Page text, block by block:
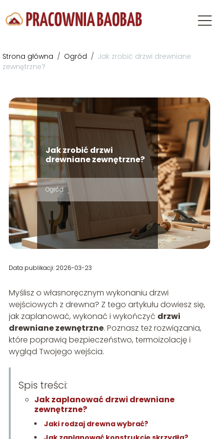
Strona główna / Ogród / Jak zrobić drzwi drewniane
zewnętrzne?
Jak zrobić drzwi
drewniane zewnętrzne?
Ogród
Data publikacji: 2026-03-23
Myślisz o własnoręcznym wykonaniu drzwi
wejściowych z drewna? Z tego artykułu dowiesz się,
jak zaplanować, wykonać i wykończyć drzwi
drewniane zewnętrzne. Poznasz też rozwiązania,
które poprawią bezpieczeństwo, termoizolację i
wygląd Twojego wejścia.
Spis treści:
Jak zaplanować drzwi drewniane
zewnętrzne?
Jaki rodzaj drewna wybrać?